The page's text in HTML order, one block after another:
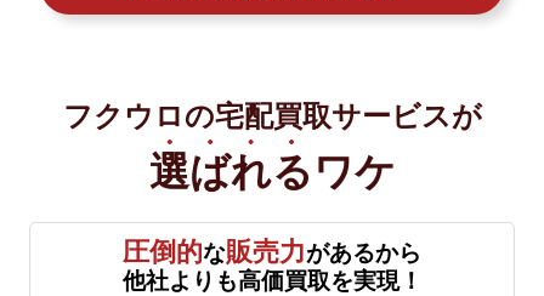
フクウロの宅配買取サービスが
選ばれる ワケ
圧倒的な販売力があるから
他社よりも高価買取を実現！